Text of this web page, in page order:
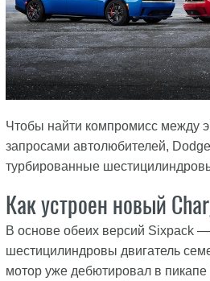
Чтобы найти компромисс между
запросами автолюбителей,
турбированные
Как устроен новый
В основе обеих версий Sixpack
шестицилиндровы двигатель
мотор уже дебютировал в